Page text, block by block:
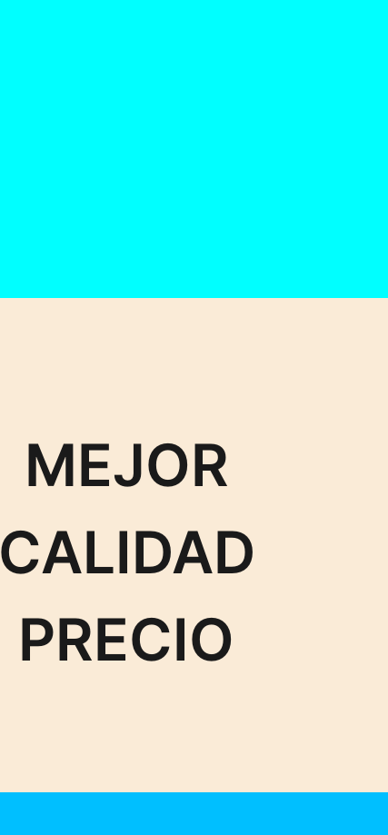
MEJOR
CALIDAD
PRECIO